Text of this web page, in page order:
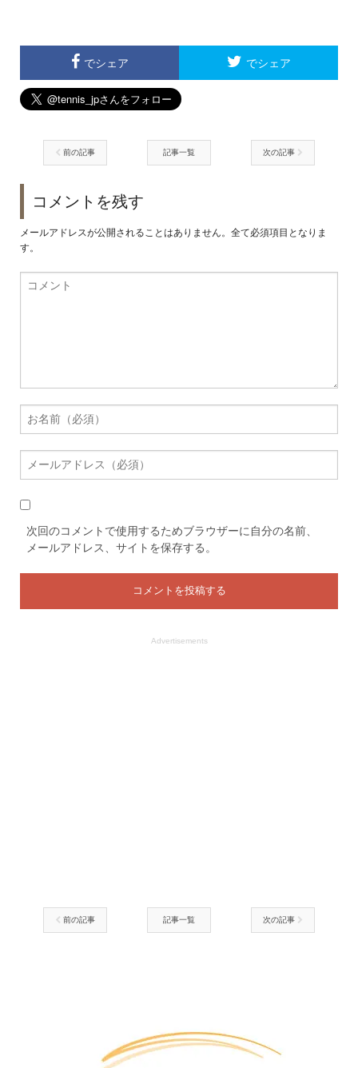
でシェア でシェア
前の記事 記事一覧 次の記事
コメントを残す
メールアドレスが公開されることはありません。全て必須項目となりま
す。
次回のコメントで使用するためブラウザーに自分の名前、
メールアドレス、サイトを保存する。
Advertisements
前の記事 記事一覧 次の記事